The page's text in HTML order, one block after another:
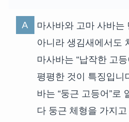
마사바와 고마 사바는
아니라 생김새에서도
마사바는 “납작한 고등
평평한 것이 특징입니
바는 “둥근 고등어”로
다 둥근 체형을 가지